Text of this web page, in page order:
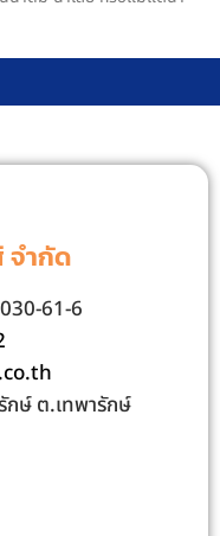
จํากัด
61-6
ษ์ ต.เทพารักษ์